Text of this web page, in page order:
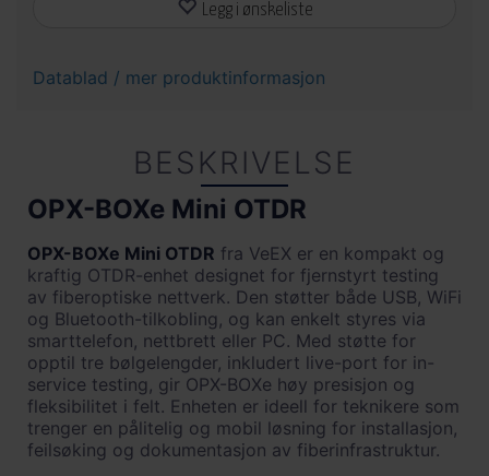
Legg i ønskeliste
Datablad / mer produktinformasjon
BESKRIVELSE
OPX-BOXe Mini OTDR
OPX-BOXe Mini OTDR fra VeEX er en kompakt og
kraftig OTDR-enhet designet for fjernstyrt testing
av fiberoptiske nettverk. Den støtter både USB, WiFi
og Bluetooth-tilkobling, og kan enkelt styres via
smarttelefon, nettbrett eller PC. Med støtte for
opptil tre bølgelengder, inkludert live-port for in-
service testing, gir OPX-BOXe høy presisjon og
fleksibilitet i felt. Enheten er ideell for teknikere som
trenger en pålitelig og mobil løsning for installasjon,
feilsøking og dokumentasjon av fiberinfrastruktur.